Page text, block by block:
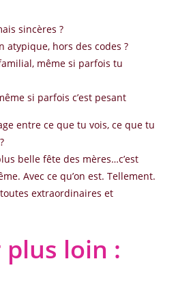
sincères ?
atypique, hors des codes ?
même si parfois tu
si parfois c’est pesant
entre ce que tu vois, ce que tu
belle fête des mères…c’est
Avec ce qu’on est. Tellement.
extraordinaires et
loin :